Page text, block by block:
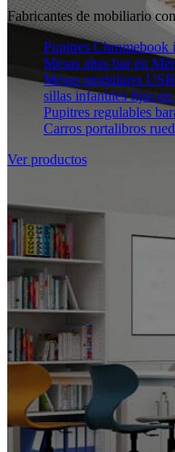
Fabricantes de mobiliario
Pupitres Chromebook
Mesas altas bar en
Mesas modulares
sillas infantiles fijas
Pupitres regulables
Carros portalibros
Ver productos